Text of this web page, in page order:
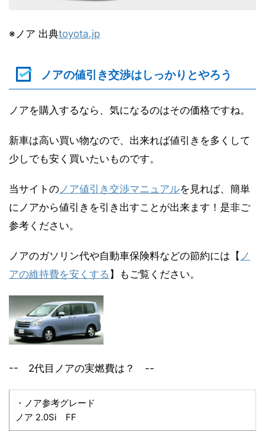
※ノア 出典toyota.jp
ノアの値引き交渉はしっかりとやろう
ノアを購入するなら、気になるのはその価格ですね。
新車は高い買い物なので、出来れば値引きを多くして
少しでも安く買いたいものです。
当サイトのノア値引き交渉マニュアルを見れば、簡単
にノアから値引きを引き出すことが出来ます！是非ご
参考ください。
ノアのガソリン代や自動車保険料などの節約には【 ノ
アの維持費を安くする 】もご覧ください。
-- 2代目ノアの実燃費は？ --
・ノア参考グレード
ノア 2.0Si FF